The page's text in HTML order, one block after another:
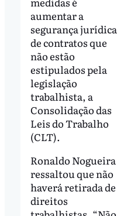
aumentar a
segurança jurídica
de contratos que
não estão
estipulados pela
legislação
trabalhista, a
Consolidação das
Leis do Trabalho
(CLT).
Ronaldo Nogueira
ressaltou que não
haverá retirada de
direitos